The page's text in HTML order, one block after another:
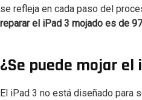
se refleja en cada paso del
reparar el iPad 3 mojado es de
¿Se puede mojar el
El iPad 3 no está diseñado para